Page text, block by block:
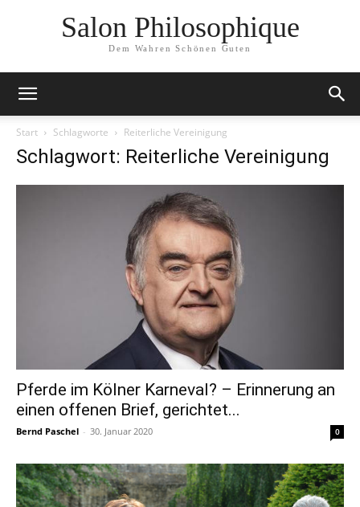
Salon Philosophique
Dem Wahren Schönen Guten
Start Schlagworte Reiterliche Vereinigung
Schlagwort: Reiterliche Vereinigung
Pferde im Kölner Karneval? – Erinnerung an
einen offenen Brief, gerichtet...
Bernd Paschel - 30. Januar 2020 0